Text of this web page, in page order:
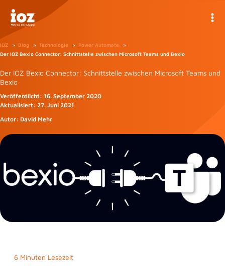
Inhalt
springen
IOZ Blog Technologie
Power Automate
Der IOZ Bexio Connector: Schnittstelle zwischen Microsoft Teams und Bexio
Der IOZ Bexio Connector: Schnittstelle zwischen Microsoft Teams und
Bexio
Veröffentlicht: 16. September 2020
Aktualisiert: 27. Juni 2021
Autor: David Mehr
6 Minuten Lesezeit